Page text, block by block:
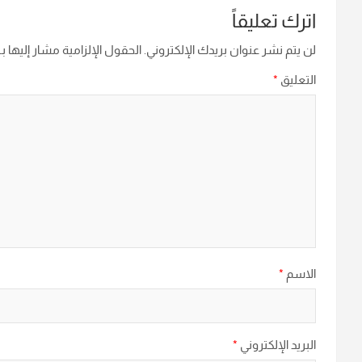
اترك تعليقاً
لن يتم نشر عنوان بريدك الإلكتروني. الحقول الإلزامية مشار إليها
التعليق *
الاسم *
البريد الإلكتروني *